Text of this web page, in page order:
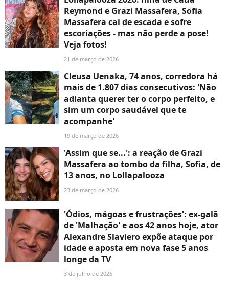
Reymond e Grazi Massafera, Sofia
Massafera cai de escada e sofre
escoriações - mas não perde a pose!
Veja fotos!
21 de março de 2026
Cleusa Uenaka, 74 anos, corredora há
mais de 1.807 dias consecutivos: 'Não
adianta querer ter o corpo perfeito, e
sim um corpo saudável que te
acompanhe'
19 de março de 2026
'Assim que se...': a reação de Grazi
Massafera ao tombo da filha, Sofia, de
13 anos, no Lollapalooza
23 de março de 2026
'Ódios, mágoas e frustrações': ex-galã
de 'Malhação' e aos 42 anos hoje, ator
Alexandre Slaviero expõe ataque por
idade e aposta em nova fase 5 anos
longe da TV
3 de julho de 2026